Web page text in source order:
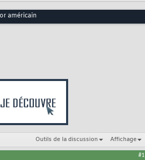
américain
Outils de la discussion Affichage
#1